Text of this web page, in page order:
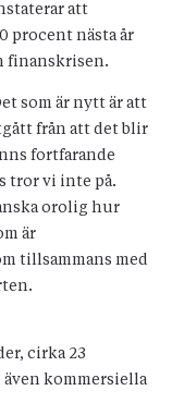
att
procent nästa år
finanskrisen.
som är nytt är att
från att det blir
fortfarande
tror vi inte på.
orolig hur
är
tillsammans med
cirka 23
kommersiella